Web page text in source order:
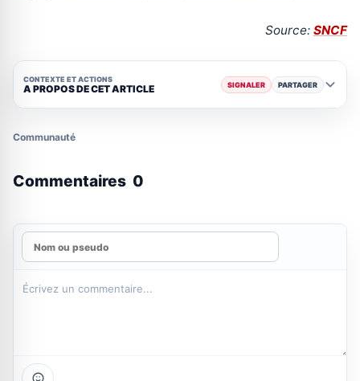
Source: SNCF
CONTEXTE ET ACTIONS
A PROPOS DE CET ARTICLE SIGNALER PARTAGER
Communauté
Commentaires 0